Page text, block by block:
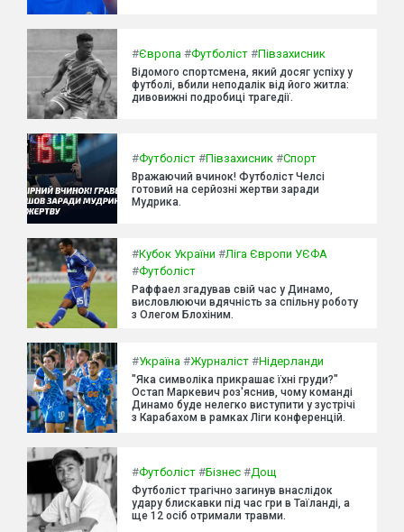
#Європа #Футболіст #Півзахисник
Відомого спортсмена, який досяг успіху у
футболі, вбили неподалік від його житла:
дивовижні подробиці трагедії.
#Футболіст #Півзахисник #Спорт
Вражаючий вчинок! Футболіст Челсі
готовий на серйозні жертви заради
Мудрика.
#Кубок України #Ліга Європи УЄФА
#Футболіст
Раффаел згадував свій час у Динамо,
висловлюючи вдячність за спільну роботу
з Олегом Блохіним.
#Україна #Журналіст #Нідерланди
"Яка символіка прикрашає їхні груди?"
Остап Маркевич роз'яснив, чому команді
Динамо буде нелегко виступити у зустрічі
з Карабахом в рамках Ліги конференцій.
#Футболіст #Бізнес #Дощ
Футболіст трагічно загинув внаслідок
удару блискавки під час гри в Таїланді, а
ще 12 осіб отримали травми.